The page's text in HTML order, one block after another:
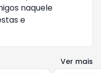
naquele
e
Ver mais